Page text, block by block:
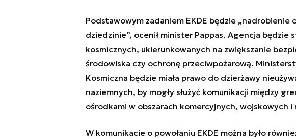
Podstawowym zadaniem EKDE będzie
dziedzinie”, ocenił minister Pappas. Agencja będzie
kosmicznych, ukierunkowanych na zwiększanie
środowiska czy ochronę przeciwpożarową.
Kosmiczna będzie miała prawo do dzierżawy
naziemnych, by mogły służyć komunikacji między
ośrodkami w obszarach komercyjnych, wojskowych i
W komunikacie o powołaniu EKDE można było